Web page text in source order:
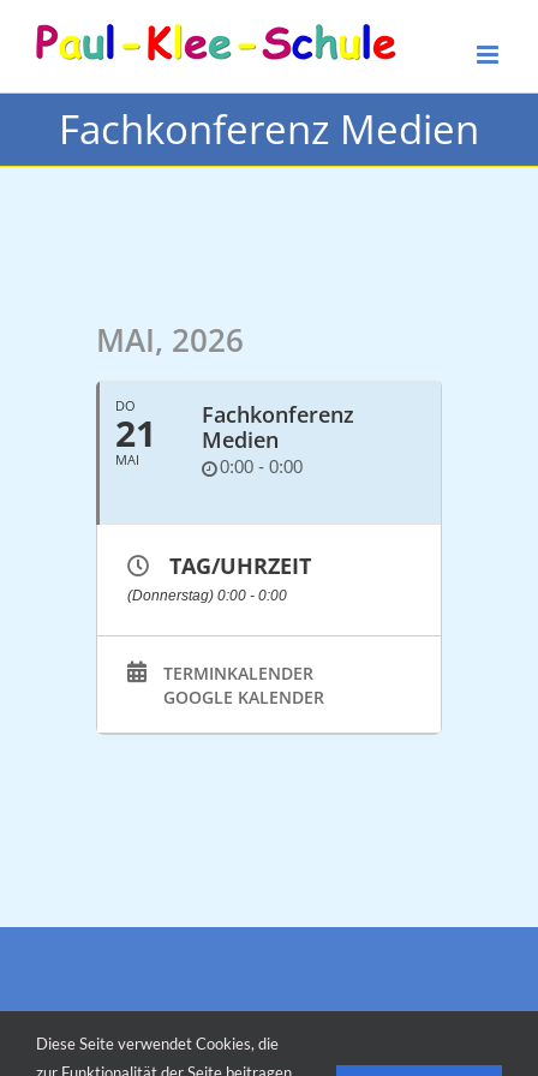
Inhalt
Fachkonferenz Medien
MAI, 2026
DO
21
MAI
Fachkonferenz
Medien
0:00 - 0:00
TAG/UHRZEIT
(Donnerstag) 0:00 - 0:00
TERMINKALENDER
GOOGLE KALENDER
Diese Seite verwendet Cookies, die